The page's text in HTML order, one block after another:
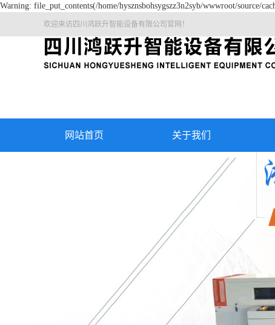
Warning: file_put_contents(/home/hysznsbohsygszz3n2syb/wwwroot/source/
欢迎来访四川鸿跃升智能设备有限公司官网！
网站首页 关于我们